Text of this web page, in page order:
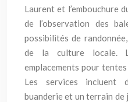
Laurent et l’embouchure
de l’observation des
possibilités de
de la culture locale.
emplacements pour
Les services incluent
buanderie et un terrain